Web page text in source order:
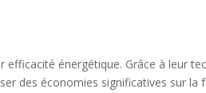
efficacité énergétique. Grâce à leur
des économies significatives sur